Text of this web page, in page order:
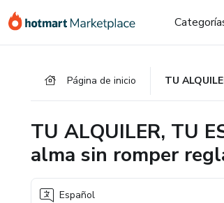
Página de inicio
TU ALQUILER, TU
alma sin romper
Español